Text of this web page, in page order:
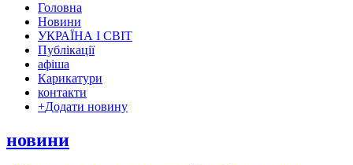
Головна
Новини
УКРАЇНА І СВІТ
Публікації
афіша
Карикатури
контакти
+Додати новину
новини